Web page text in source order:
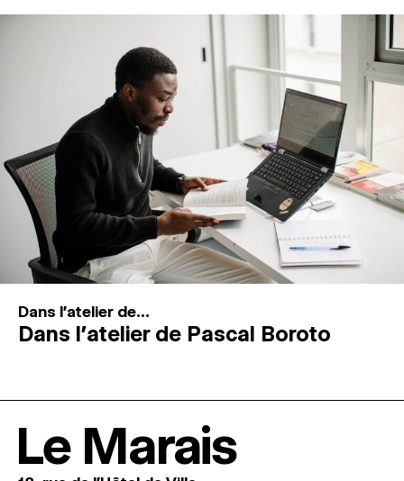
Dans l'atelier de...
Dans l’atelier de Pascal Boroto
Le Marais